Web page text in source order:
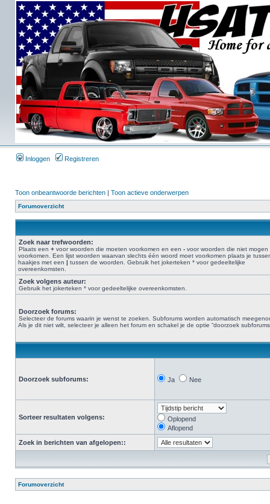
Inloggen Registreren
Toon onbeantwoorde berichten | Toon actieve onderwerpen
Forumoverzicht
Zoek naar trefwoorden:
Plaats een + voor woorden die moeten voorkomen en een - voor woorden die niet mogen
voorkomen. Een lijst woorden waarvan slechts één woord moet voorkomen plaats je
haakjes met een | tussen de woorden. Gebruik het jokerteken * voor gedeeltelijke
overeenkomsten.
Zoek volgens auteur:
Gebruik het jokerteken * voor gedeeltelijke overeenkomsten.
Doorzoek forums:
Selecteer de forums waarin je wenst te zoeken. Subforums worden automatisch
Als je dit niet wilt, selecteer je alleen het forum en schakel je de optie “doorzoek
Doorzoek subforums: Ja Nee
Sorteer resultaten volgens:
Oplopend
Aflopend
Zoek in berichten van afgelopen::
Forumoverzicht